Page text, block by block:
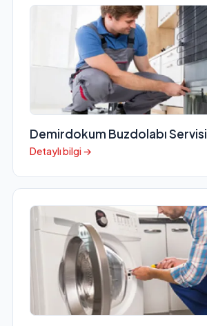
Demirdokum Buzdolabı Servisi
Detaylı bilgi →